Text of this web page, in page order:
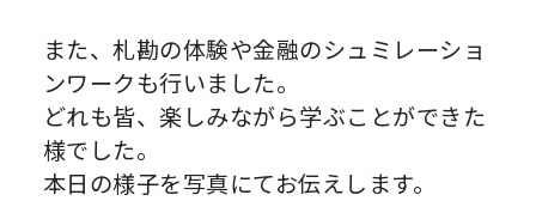
また、札勘の体験や金融のシュミレーショ
ンワークも行いました。
どれも皆、楽しみながら学ぶことができた
様でした。
本日の様子を写真にてお伝えします。